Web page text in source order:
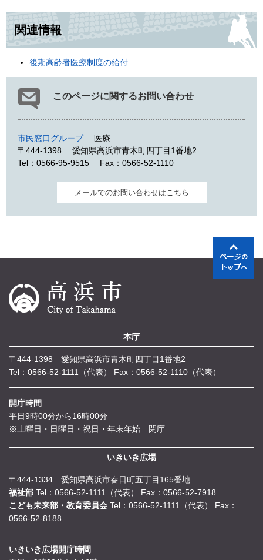
関連情報
後期高齢者医療制度の給付
このページに関するお問い合わせ
市民窓口グループ
医療
〒444-1398
愛知県高浜市青木町四丁目1番地2
Tel：0566-95-9515
Fax：0566-52-1110
メールでのお問い合わせはこちら
本庁
〒444-1398 愛知県高浜市青木町四丁目1番地2
Tel：0566-52-1111（代表）
Fax：0566-52-1110（代表）
開庁時間
平日9時00分から16時00分
※土曜日・日曜日・祝日・年末年始 閉庁
いきいき広場
〒444-1334 愛知県高浜市春日町五丁目165番地
福祉部 Tel：0566-52-1111（代表）
Fax：0566-52-7918
こども未来部・教育委員会 Tel：0566-52-1111（代表）
Fax：
0566-52-8188
いきいき広場開庁時間